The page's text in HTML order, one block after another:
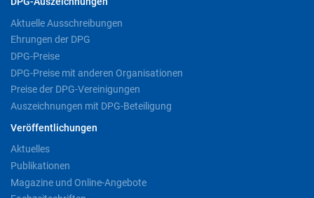
Aktuelle Ausschreibungen
Ehrungen der DPG
DPG-Preise
DPG-Preise mit anderen Organisationen
Preise der DPG-Vereinigungen
Auszeichnungen mit DPG-Beteiligung
Veröffentlichungen
Aktuelles
Publikationen
Magazine und Online-Angebote